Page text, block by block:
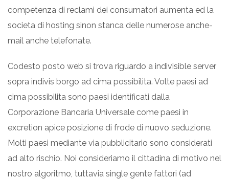
competenza di reclami dei consumatori aumenta ed la
societa di hosting sinon stanca delle numerose anche-
mail anche telefonate.
Codesto posto web si trova riguardo a indivisible server
sopra indivis borgo ad cima possibilita. Volte paesi ad
cima possibilita sono paesi identificati dalla
Corporazione Bancaria Universale come paesi in
excretion apice posizione di frode di nuovo seduzione.
Molti paesi mediante via pubblicitario sono considerati
ad alto rischio. Noi consideriamo il cittadina di motivo nel
nostro algoritmo, tuttavia single gente fattori (ad